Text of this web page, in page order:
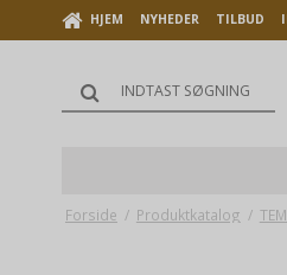
HJEM NYHEDER TILBUD
Forside / Produktkatalog /